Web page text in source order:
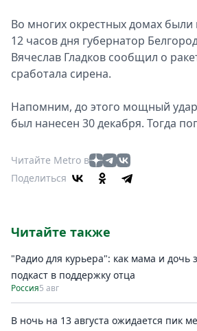
Во многих окрестных домах были
12 часов дня губернатор
Вячеслав Гладков сообщил о
сработала сирена.
Напомним, до этого мощный
был нанесен 30 декабря. Тогда
Читайте Metro в
Поделиться
Читайте также
"Радио для курьера": как мама и дочь
подкаст в поддержку отца
Россия5 авг
В ночь на 13 августа ожидается пик